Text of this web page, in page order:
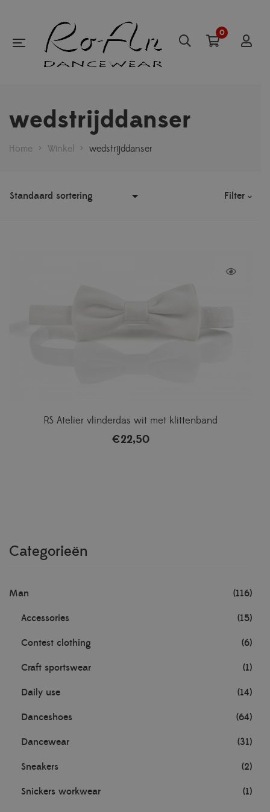
0
wedstrijddanser
Home > Winkel > wedstrijddanser
Filter
RS Atelier vlinderdas wit met klittenband
€22,50
Categorieën
Man (116)
Accessories (15)
Contest clothing (6)
Craft sportswear (1)
Daily use (14)
Danceshoes (64)
Dancewear (31)
Sneakers (2)
Snickers workwear (1)